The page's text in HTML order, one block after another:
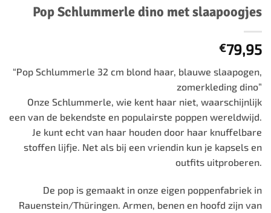
Pop Schlummerle dino met slaapoogjes
€79,95
“Pop Schlummerle 32 cm blond haar, blauwe slaapogen,
zomerkleding dino”
Onze Schlummerle, wie kent haar niet, waarschijnlijk
een van de bekendste en populairste poppen wereldwijd.
Je kunt echt van haar houden door haar knuffelbare
stoffen lijfje. Net als bij een vriendin kun je kapsels en
outfits uitproberen.
De pop is gemaakt in onze eigen poppenfabriek in
Rauenstein/Thüringen. Armen, benen en hoofd zijn van